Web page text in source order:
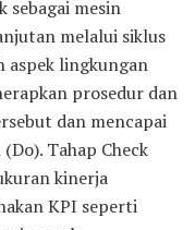
sebagai mesin
melalui siklus
aspek lingkungan
prosedur dan
dan mencapai
Tahap Check
kinerja
KPI seperti